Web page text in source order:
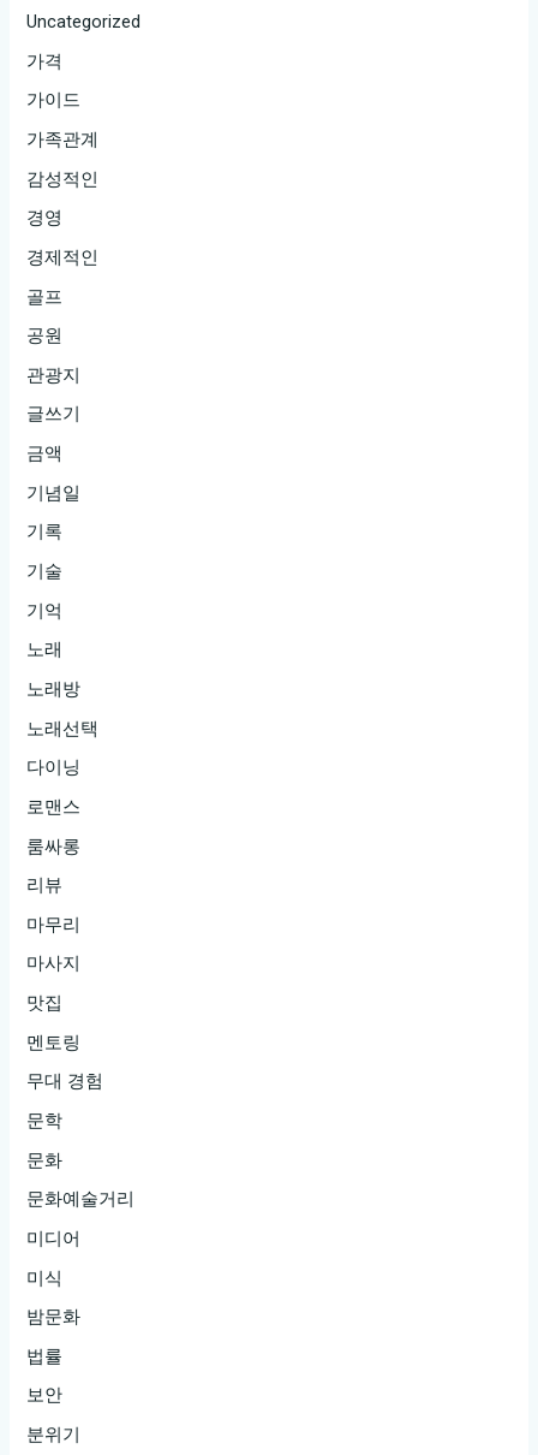
Uncategorized
가격
가이드
가족관계
감성적인
경영
경제적인
골프
공원
관광지
글쓰기
금액
기념일
기록
기술
기억
노래
노래방
노래선택
다이닝
로맨스
룸싸롱
리뷰
마무리
마사지
맛집
멘토링
무대 경험
문학
문화
문화예술거리
미디어
미식
밤문화
법률
보안
분위기